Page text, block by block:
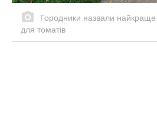
Городники назвали
для томатів